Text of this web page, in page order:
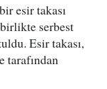
esir takası
serbest
Esir takası,
tarafından